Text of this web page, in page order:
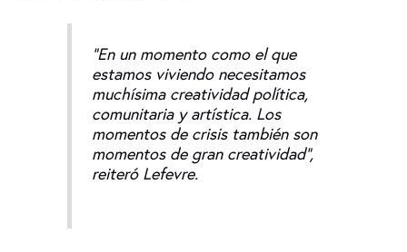
“En un momento como el que
estamos viviendo necesitamos
muchísima creatividad política,
comunitaria y artística. Los
momentos de crisis también son
momentos de gran creatividad”,
reiteró Lefevre.